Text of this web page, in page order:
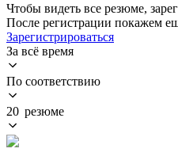
Чтобы видеть все резюме,
После регистрации покажем
Зарегистрироваться
За всё время
По соответствию
20 резюме